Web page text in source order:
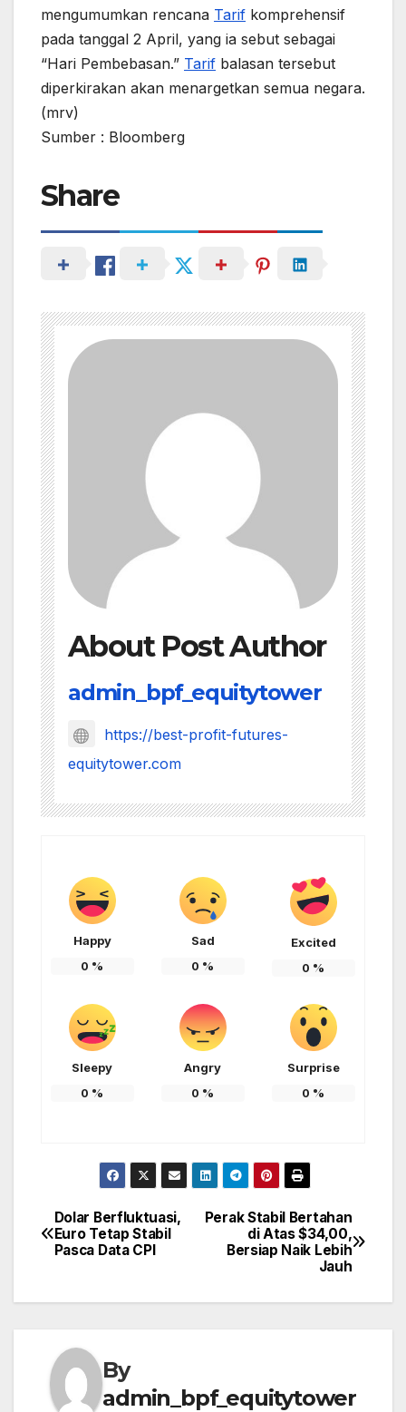
mengumumkan rencana Tarif komprehensif
pada tanggal 2 April, yang ia sebut sebagai
“Hari Pembebasan.” Tarif balasan tersebut
diperkirakan akan menargetkan semua negara.
(mrv)
Sumber : Bloomberg
Share
About Post Author
admin_bpf_equitytower
https://best-profit-futures-
equitytower.com
Happy
0 %
Sad
0 %
Excited
0 %
Sleepy
0 %
Angry
0 %
Surprise
0 %
Post
navigation
Perak Stabil Bertahan
di Atas $34,00,
Bersiap Naik Lebih
Jauh
Dolar Berfluktuasi,
Euro Tetap Stabil
Pasca Data CPI
By
admin_bpf_equitytower